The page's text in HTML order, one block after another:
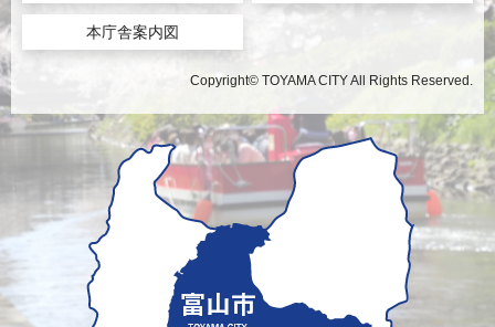
本庁舎案内図
Copyright© TOYAMA CITY All Rights Reserved.